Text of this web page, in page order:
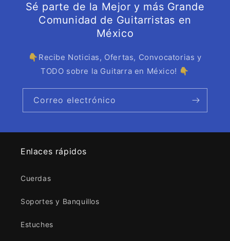
Sé parte de la Mejor y más Grande
Comunidad de Guitarristas en
México
👇Recibe Noticias, Ofertas, Convocatorias y
TODO sobre la Guitarra en México! 👇
Correo electrónico
Enlaces rápidos
Cuerdas
Soportes y Banquillos
Estuches